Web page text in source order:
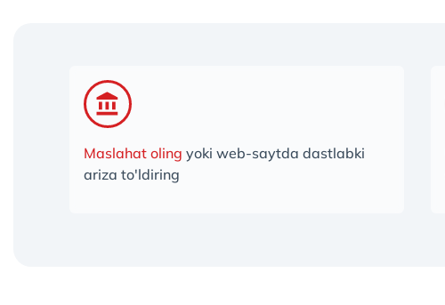
Maslahat oling yoki web-saytda dastlabki
ariza to'ldiring